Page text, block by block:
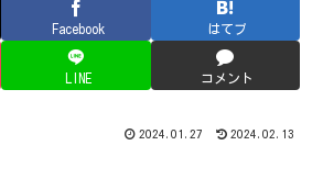
Facebook はてブ
LINE コメント
2024.01.27 2024.02.13